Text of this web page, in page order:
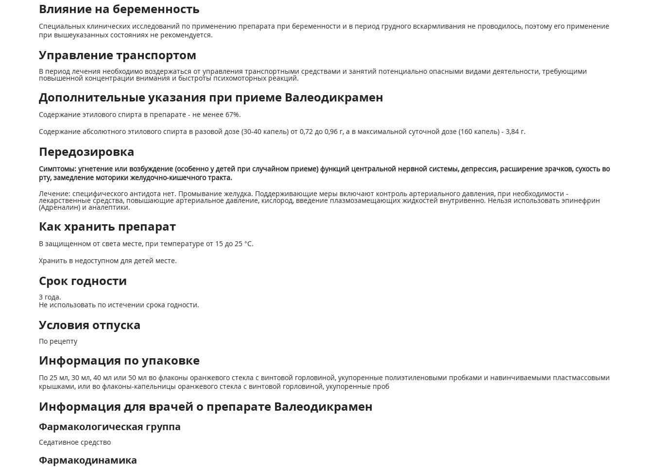
Влияние на беременность
Специальных клинических исследований по применению препарата при беременности и в период грудного вскармливания не проводилось, поэтому его применение
при вышеуказанных состояниях не рекомендуется.
Управление транспортом
В период лечения необходимо воздержаться от управления транспортными средствами и занятий потенциально опасными видами деятельности, требующими
повышенной концентрации внимания и быстроты психомоторных реакций.
Дополнительные указания при приеме Валеодикрамен
Содержание этилового спирта в препарате - не менее 67%.
Содержание абсолютного этилового спирта в разовой дозе (30-40 капель) от 0,72 до 0,96 г, а в максимальной суточной дозе (160 капель) - 3,84 г.
Передозировка
Симптомы: угнетение или возбуждение (особенно у детей при случайном приеме) функций центральной нервной системы, депрессия, расширение зрачков, сухость во
рту, замедление моторики желудочно-кишечного тракта.
Лечение: специфического антидота нет. Промывание желудка. Поддерживающие меры включают контроль артериального давления, при необходимости -
лекарственные средства, повышающие артериальное давление, кислород, введение плазмозамещающих жидкостей внутривенно. Нельзя использовать эпинефрин
(Адреналин) и аналептики.
Как хранить препарат
В защищенном от света месте, при температуре от 15 до 25 °С.
Хранить в недоступном для детей месте.
Срок годности
3 года.
Не использовать по истечении срока годности.
Условия отпуска
По рецепту
Информация по упаковке
По 25 мл, 30 мл, 40 мл или 50 мл во флаконы оранжевого стекла с винтовой горловиной, укупоренные полиэтиленовыми пробками и навинчиваемыми пластмассовыми
крышками, или во флаконы-капельницы оранжевого стекла с винтовой горловиной, укупоренные проб
Информация для врачей о препарате Валеодикрамен
Фармакологическая группа
Седативное средство
Фармакодинамика